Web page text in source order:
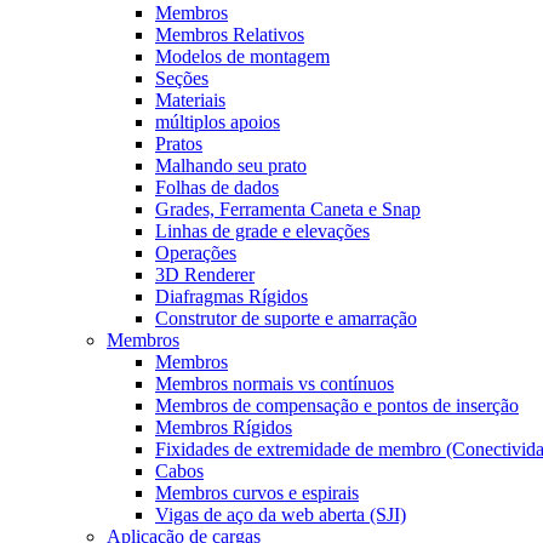
Membros
Membros Relativos
Modelos de montagem
Seções
Materiais
múltiplos apoios
Pratos
Malhando seu prato
Folhas de dados
Grades, Ferramenta Caneta e Snap
Linhas de grade e elevações
Operações
3D Renderer
Diafragmas Rígidos
Construtor de suporte e amarração
Membros
Membros
Membros normais vs contínuos
Membros de compensação e pontos de inserção
Membros Rígidos
Fixidades de extremidade de membro
Cabos
Membros curvos e espirais
Vigas de aço da web aberta (SJI)
Aplicação de cargas